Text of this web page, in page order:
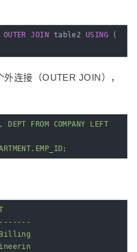
OUTER JOIN table2 USING (
连接（OUTER JOIN），
FROM COMPANY LEFT